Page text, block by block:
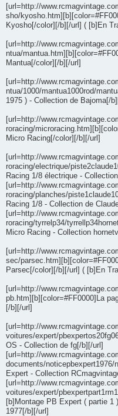
[url=http://
sho/
Kyosho[/color][/b][/url] ( [b]En
[url=http://
ntua/
Mantua[/color][/b][/url]
[url=http://
ntua/1000/mantua1000rod/
1975 ) - Collection de Bajoma[/
[url=http://
roracing/
Micro Racing[/color][/b][/url]
[url=http://
roracing/electrique/
Racing 1/8 électrique -
[url=http://
roracing/planches/
Racing 1/8 - Collection de
[url=http://
roracing/tyrrelp34/
Micro Racing - Collection
[url=http://
sec/
Parsec[/color][/b][/url] ( [b]En
[url=http://
pb.htm][b][color=#FF0000]La
[/b][/url]
[url=http://
voitures/expert/
OS - Collection de fg[/b][/url]
[url=http://
documents/
Expert - Collection
[url=http://
voitures/expert/
[b]Montage PB Expert ( partie
1977[/b][/url]